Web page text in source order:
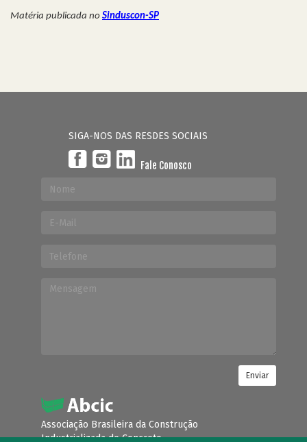
Matéria publicada no Sinduscon-SP
SIGA-NOS DAS RESDES SOCIAIS
Fale Conosco
Enviar
Associação Brasileira da Construção
Industrializada de Concreto